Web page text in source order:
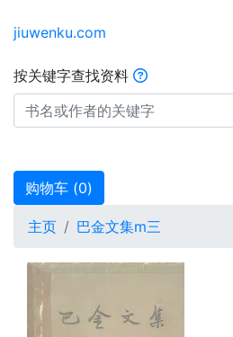
jiuwenku.com
按关键字查找资料
购物车 (0)
主页 巴金文集m三